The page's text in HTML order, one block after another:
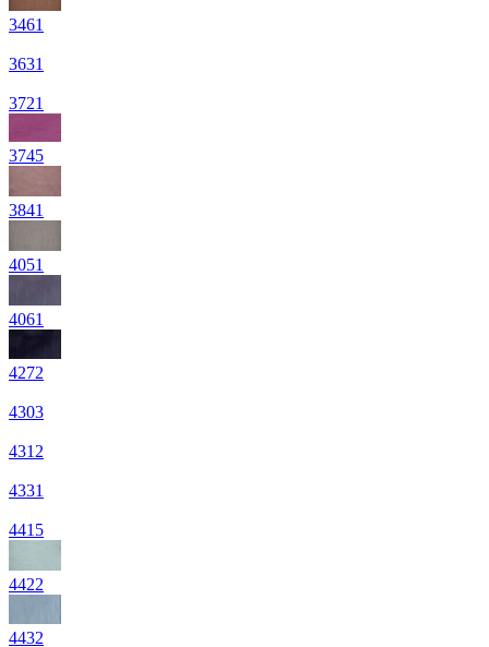
3461
3631
3721
3745
3841
4051
4061
4272
4303
4312
4331
4415
4422
4432